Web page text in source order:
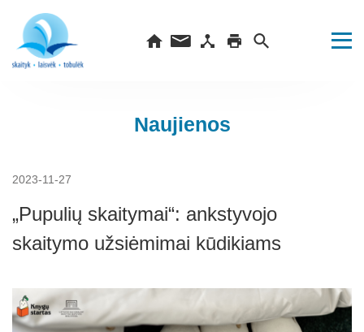
Naujienos
2023-11-27
„Pupulių skaitymai“: ankstyvojo
skaitymo užsiėmimai kūdikiams